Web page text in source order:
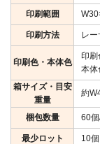
印刷範囲
印刷方法 レ
印刷色・本体色
印刷
本体
箱サイズ・目安
重量
約
梱包数量 60
最少ロット 10個